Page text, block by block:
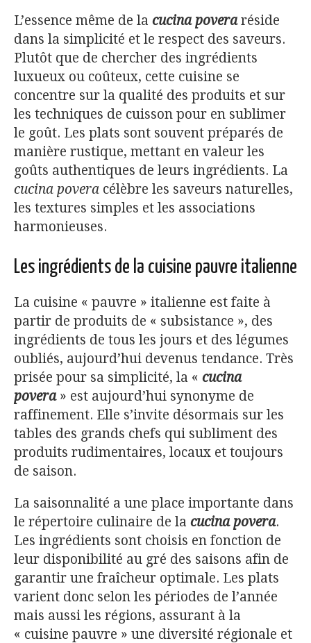
L’essence même de la cucina poveraréside
dans la simplicité et le respect des saveurs.
Plutôt que de chercher des ingrédients
luxueux ou coûteux, cette cuisine se
concentre sur la qualité des produits et sur
les techniques de cuisson pour en sublimer
le goût. Les plats sont souvent préparés de
manière rustique, mettant en valeur les
goûts authentiques de leurs ingrédients. La
cucina povera célèbre les saveurs naturelles,
les textures simples et les associations
harmonieuses.
Les ingrédients de la cuisine pauvre italienne
La cuisine « pauvre » italienne est faite à
partir de produits de « subsistance », des
ingrédients de tous les jours et des légumes
oubliés, aujourd’hui devenus tendance. Très
prisée pour sa simplicité, la « cucina
povera» est aujourd’hui synonyme de
raffinement. Elle s’invite désormais sur les
tables des grands chefs qui subliment des
produits rudimentaires, locaux et toujours
de saison.
La saisonnalité a une place importante dans
le répertoire culinaire de la cucina povera.
Les ingrédients sont choisis en fonction de
leur disponibilité au gré des saisons afin de
garantir une fraîcheur optimale. Les plats
varient donc selon les périodes de l’année
mais aussi les régions, assurant à la
« cuisine pauvre » une diversité régionale et